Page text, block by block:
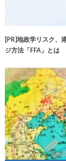
[PR]地政学リスク、
ジ方法「FFA」とは